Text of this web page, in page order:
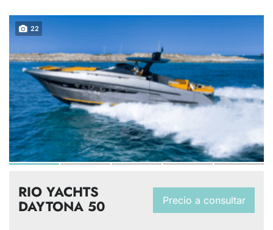
22
Precio a consultar
RIO YACHTS
DAYTONA 50